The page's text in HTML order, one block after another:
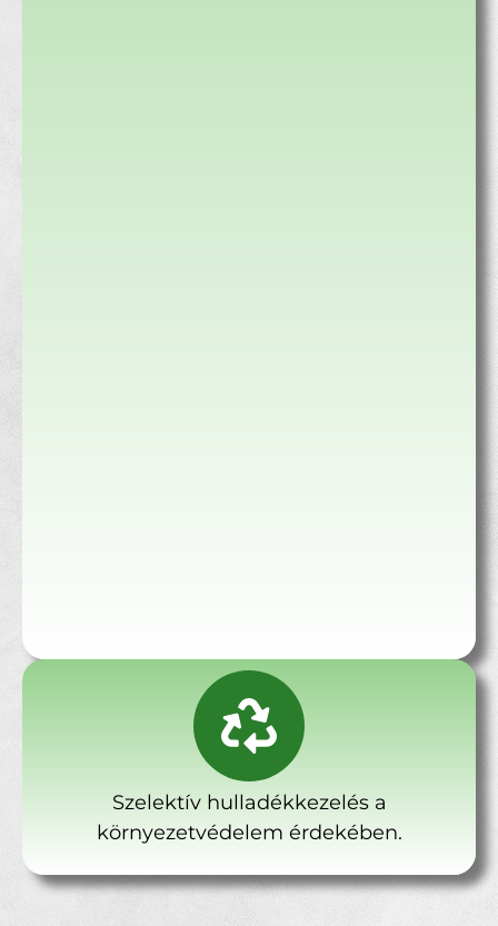
Szelektív hulladékkezelés a
környezetvédelem érdekében.